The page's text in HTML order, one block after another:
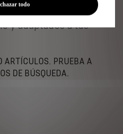
originales
y adaptados a tus
ARTÍCULOS. PRUEBA A
DE BÚSQUEDA.
todo